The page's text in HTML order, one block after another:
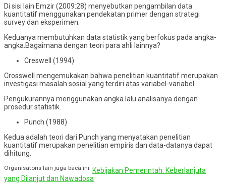
Di sisi lain Emzir (2009:28) menyebutkan pengambilan data
kuantitatif menggunakan pendekatan primer dengan strategi
survey dan eksperimen.
Keduanya membutuhkan data statistik yang berfokus pada angka-
angka.Bagaimana dengan teori para ahli lainnya?
Creswell (1994)
Crosswell mengemukakan bahwa penelitian kuantitatif merupakan
investigasi masalah sosial yang terdiri atas variabel-variabel.
Pengukurannya menggunakan angka lalu analisanya dengan
prosedur statistik.
Punch (1988)
Kedua adalah teori dari Punch yang menyatakan penelitian
kuantitatif merupakan penelitian empiris dan data-datanya dapat
dihitung.
Organisatoris lain juga baca ini: Kebijakan Pemerintah: Keberlanjuta
yang Dilanjut dan Nawadosa